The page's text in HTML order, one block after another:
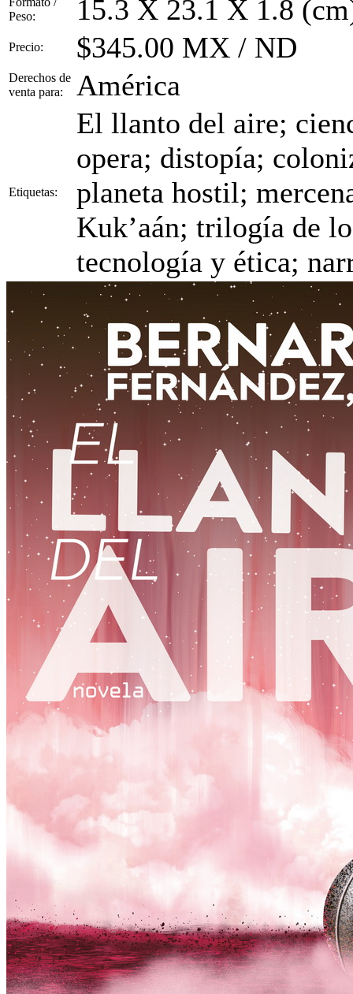
Peso:
15.3 X 23.1 X 1.8
Precio: $345.00 MX / ND
Derechos de
venta para:
América
Etiquetas:
El llanto del aire;
opera; distopía;
planeta hostil;
Kuk’aán; trilogía de
tecnología y ética;